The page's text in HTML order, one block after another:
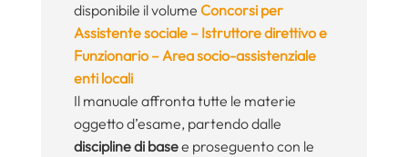
disponibile il volume Concorsi per
Assistente sociale – Istruttore direttivo e
Funzionario – Area socio-assistenziale
enti locali
Il manuale affronta tutte le materie
oggetto d’esame, partendo dalle
discipline di basee proseguento con le